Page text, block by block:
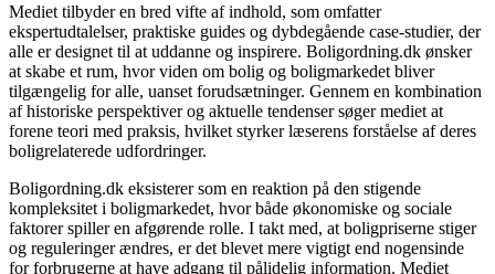
Mediet tilbyder en bred vifte af indhold, som omfatter
ekspertudtalelser, praktiske guides og dybdegående case-studier, der
alle er designet til at uddanne og inspirere. Boligordning.dk ønsker
at skabe et rum, hvor viden om bolig og boligmarkedet bliver
tilgængelig for alle, uanset forudsætninger. Gennem en kombination
af historiske perspektiver og aktuelle tendenser søger mediet at
forene teori med praksis, hvilket styrker læserens forståelse af deres
boligrelaterede udfordringer.
Boligordning.dk eksisterer som en reaktion på den stigende
kompleksitet i boligmarkedet, hvor både økonomiske og sociale
faktorer spiller en afgørende rolle. I takt med, at boligpriserne stiger
og reguleringer ændres, er det blevet mere vigtigt end nogensinde
for forbrugerne at have adgang til pålidelig information. Mediet